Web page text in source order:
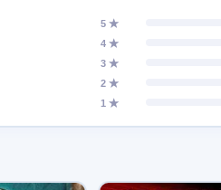
5 ★
4 ★
3 ★
2 ★
1 ★